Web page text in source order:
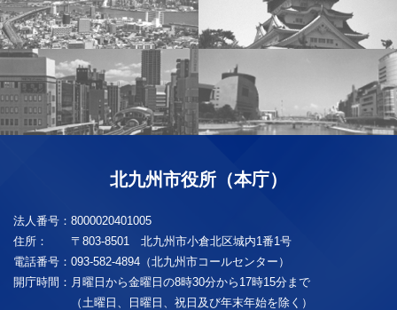
北九州市役所（本庁）
法人番号： 8000020401005
住所：
〒803-8501 北九州市小倉北区城内1番1号
電話番号： 093-582-4894（北九州市コールセンター）
開庁時間： 月曜日から金曜日の8時30分から17時15分まで
（土曜日、日曜日、祝日及び年末年始を除く）